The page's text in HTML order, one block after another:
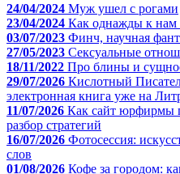
24/04/2024 Муж ушел с рогами
23/04/2024 Как однажды к
03/07/2023 Финч, научная
27/05/2023 Сексуальные
18/11/2022 Про блины и
29/07/2026 Кислотный
электронная книга уже на
11/07/2026 Как сайт юрфирмы
разбор стратегий
16/07/2026 Фотосессия:
слов
01/08/2026 Кофе за городом: